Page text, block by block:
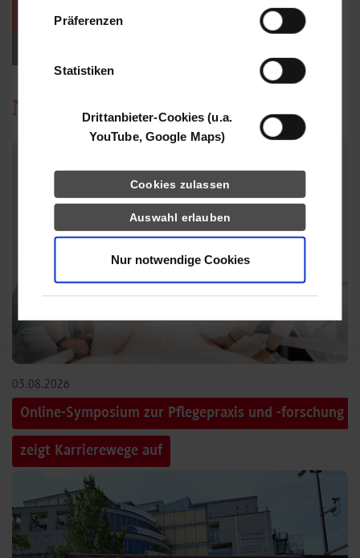
Daten zusammen, die Sie ihnen bereitgestellt
haben oder die sie im Rahmen Ihrer Nutzung
Präferenzen
Statistiken
Drittanbieter-Cookies (u.a.
YouTube, Google Maps)
Cookies zulassen
Auswahl erlauben
Nur notwendige Cookies
weitere Veranstaltungen / Termine
News
03.08.2026
Online-Symposium zur Pflegepraxis und -forschung
zeigt Karrierewege auf